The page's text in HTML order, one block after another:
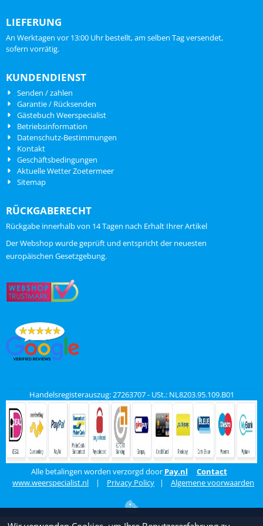
LIEFERUNG
An Werktagen vor 13:00 Uhr bestellt, am selben Tag versendet,
sofern vorrätig.
KUNDENDIENST
Senden / zahlen
Garantie / Rücksenden
Gästebuch Weerspecialist
Betriebsinformation
Datenschutz-Bestimmungen
Kontakt
Geschäftsbedingungen
Aktuelle Wetter Zoetermeer
Sitemap
RÜCKGABERECHT
Rückgabe innerhalb von 14 Tagen nach Erhalt Ihrer Artikel
ChatGPT zei:
Der Webshop wurde geprüft und entspricht der neuesten
europäischen Gesetzgebung.
Handelsregisterauszug: 27263707 - USt.: NL8203.95.109.B01
Alle betalingen worden verzorgd door Pay.nl
Contact
www.weerspecialist.nl | Privacy Policy | Algemene voorwaarden